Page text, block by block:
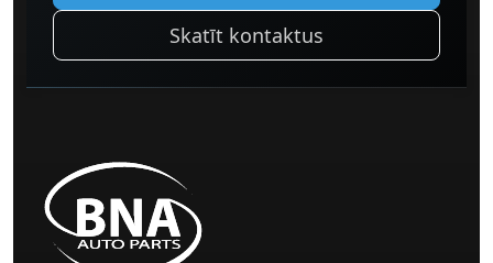
Skatīt kontaktus